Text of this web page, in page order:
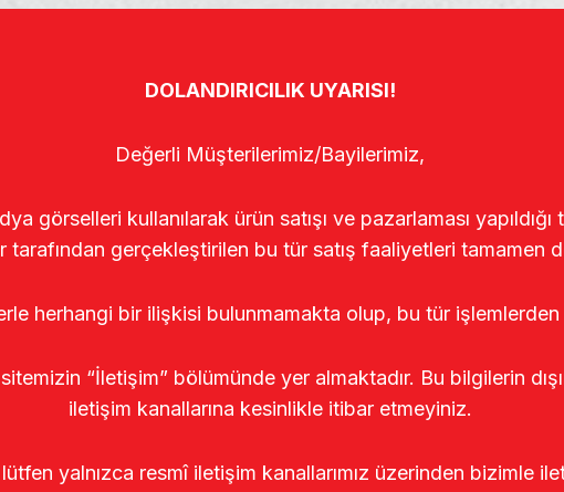
DOLANDIRICILIK UYARISI!
Değerli Müşterilerimiz/Bayilerimiz,
görselleri kullanılarak ürün satışı ve pazarlaması
gerçekleştirilen bu tür satış faaliyetleri tamamen
herhangi bir ilişkisi bulunmamakta olup, bu tür
“İletişim” bölümünde yer almaktadır. Bu bilgilerin
iletişim kanallarına kesinlikle itibar etmeyiniz.
yalnızca resmî iletişim kanallarımız üzerinden bizimle